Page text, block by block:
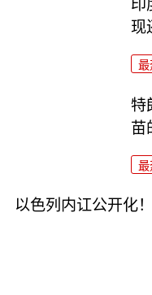
印
现
最
特
苗
最
以色列内讧公开化